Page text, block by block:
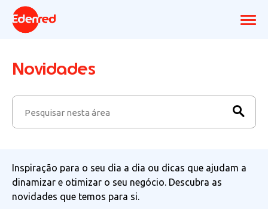
Novidades
Inspiração para o seu dia a dia ou dicas que ajudam a
dinamizar e otimizar o seu negócio. Descubra as
novidades que temos para si.